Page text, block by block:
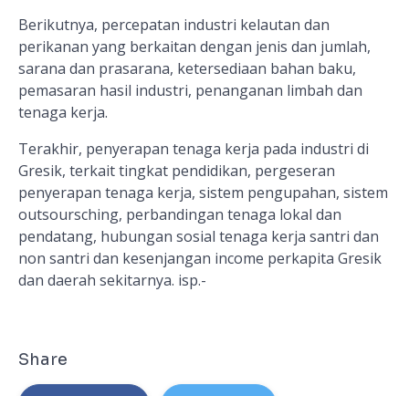
Berikutnya, percepatan industri kelautan dan
perikanan yang berkaitan dengan jenis dan jumlah,
sarana dan prasarana, ketersediaan bahan baku,
pemasaran hasil industri, penanganan limbah dan
tenaga kerja.
Terakhir, penyerapan tenaga kerja pada industri di
Gresik, terkait tingkat pendidikan, pergeseran
penyerapan tenaga kerja, sistem pengupahan, sistem
outsoursching, perbandingan tenaga lokal dan
pendatang, hubungan sosial tenaga kerja santri dan
non santri dan kesenjangan income perkapita Gresik
dan daerah sekitarnya. isp.-
Share